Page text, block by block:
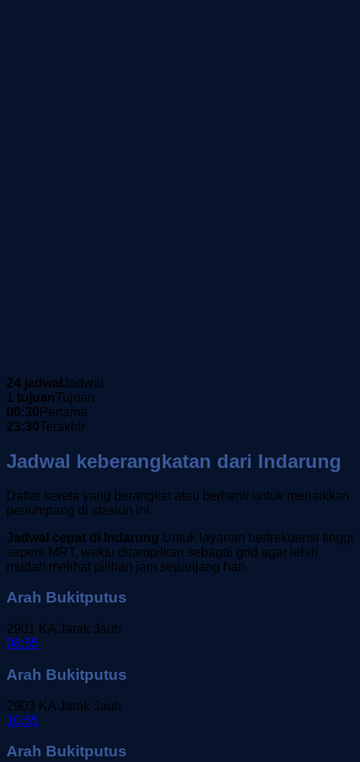
24 jadwal Jadwal
1 tujuanTujuan
00:30 Pertama
23:30Terakhir
Jadwal keberangkatan dari Indarung
Daftar kereta yang berangkat atau berhenti untuk menaikkan
penumpang di stasiun ini.
Jadwal cepat di Indarung Untuk layanan berfrekuensi tinggi
seperti MRT, waktu ditampilkan sebagai grid agar lebih
mudah melihat pilihan jam sepanjang hari.
Arah Bukitputus
2901
KA Jarak Jauh
08:55
Arah Bukitputus
2903 KA Jarak Jauh
10:55
Arah Bukitputus